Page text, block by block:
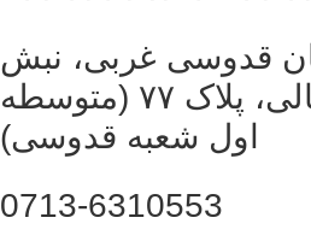
قدوسی غربی، نبش
محلاتی شمالی، پلاک ۷۷ (متوسطه
اول شعبه قدوسی)
0713-6310553